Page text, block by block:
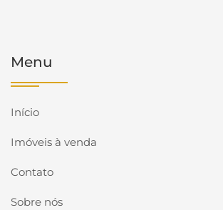
Menu
Início
Imóveis à venda
Contato
Sobre nós